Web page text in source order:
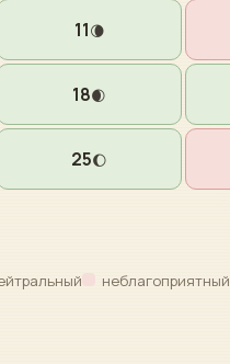
11🌘
18🌒
25🌔
неблагоприятный